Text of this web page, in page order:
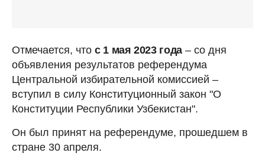
Отмечается, что с 1 мая 2023 года– со дня
объявления результатов референдума
Центральной избирательной комиссией –
вступил в силу Конституционный закон "О
Конституции Республики Узбекистан".
Он был принят на референдуме, прошедшем в
стране 30 апреля.